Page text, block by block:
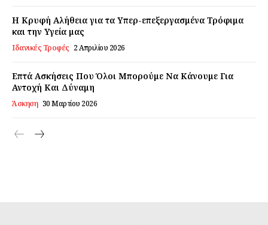
Ο λογαριασμός μου
Επικοινωνία
Η Κρυφή Αλήθεια για τα Υπερ-επεξεργασμένα Τρόφιμα
και την Υγεία μας
Ιδανικές Τροφές 2 Απριλίου 2026
Επτά Ασκήσεις Που Όλοι Μπορούμε Να Κάνουμε Για
Αντοχή Και Δύναμη
Άσκηση 30 Μαρτίου 2026